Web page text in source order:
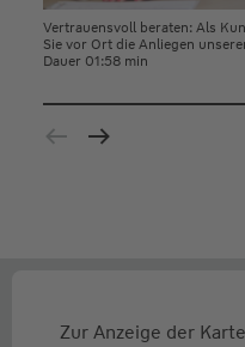
Vertrauensvoll beraten: Als
Sie vor Ort die Anliegen
Dauer 01:58 min
Zur Anzeige der